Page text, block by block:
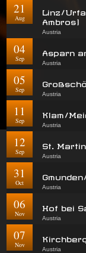
21
Aug
Linz/
Ambros)
Austria
04
Sep
Asparn
Austria
05
Sep
Austria
11
Sep
Klam/
Austria
12
Sep
St.
Austria
31
Oct
Austria
06
Nov
Hof bei
Austria
07
Nov
Austria